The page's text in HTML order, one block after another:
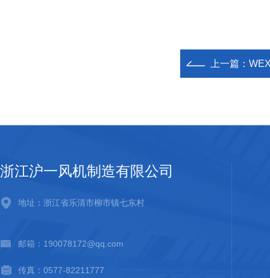
上一篇：
浙江沪一风机制造有限公司
地址：浙江省乐清市柳市镇七东村
邮箱：190078172@qq.com
传真：0577-82211777